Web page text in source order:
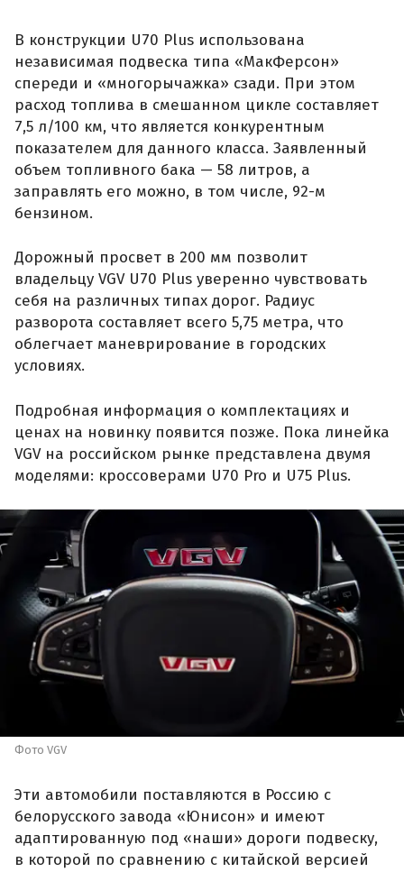
В конструкции U70 Plus использована
независимая подвеска типа «МакФерсон»
спереди и «многорычажка» сзади. При этом
расход топлива в смешанном цикле составляет
7,5 л/100 км, что является конкурентным
показателем для данного класса. Заявленный
объем топливного бака — 58 литров, а
заправлять его можно, в том числе, 92-м
бензином.
Дорожный просвет в 200 мм позволит
владельцу VGV U70 Plus уверенно чувствовать
себя на различных типах дорог. Радиус
разворота составляет всего 5,75 метра, что
облегчает маневрирование в городских
условиях.
Подробная информация о комплектациях и
ценах на новинку появится позже. Пока линейка
VGV на российском рынке представлена двумя
моделями: кроссоверами U70 Pro и U75 Plus.
Фото VGV
Эти автомобили поставляются в Россию с
белорусского завода «Юнисон» и имеют
адаптированную под «наши» дороги подвеску,
в которой по сравнению с китайской версией